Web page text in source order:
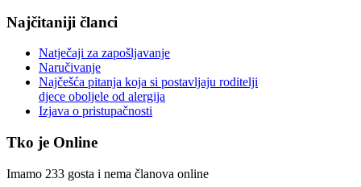
Najčitaniji članci
Natječaji za zapošljavanje
Naručivanje
Najčešća pitanja koja si postavljaju roditelji
djece oboljele od alergija
Izjava o pristupačnosti
Tko je Online
Imamo 233 gosta i nema članova online